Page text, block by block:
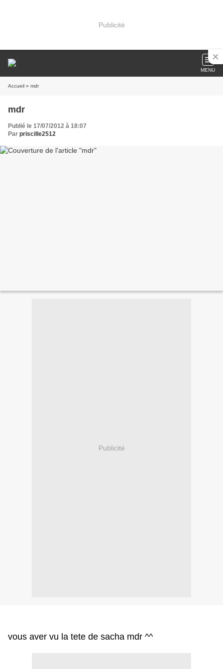
Publicité
MENU
Accueil » mdr
mdr
Publié le 17/07/2012 à 18:07
Par priscille2512
Publicité
vous aver vu la tete de sacha mdr ^^